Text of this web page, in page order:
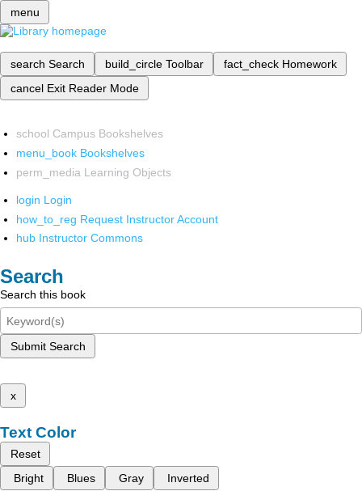
menu
search Search build_circle Toolbar fact_check Homework
cancel Exit Reader Mode
school Campus Bookshelves
menu_book Bookshelves
perm_media Learning Objects
login Login
how_to_reg Request Instructor Account
hub Instructor Commons
Search
Search this book
Submit Search
x
Text Color
Reset
Bright
Blues Gray Inverted